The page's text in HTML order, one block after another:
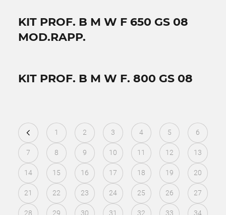
KIT PROF. B M W F 650 GS 08
MOD.RAPP.
KIT PROF. B M W F. 800 GS 08
1 2 3 4 5 6
7 8 9 10 11 12 13
14 15 16 17 18 19 20
21 22 23 24 25 26 27
28 29 30 31 32 33 34